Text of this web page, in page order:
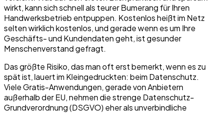
wirkt, kann sich schnell als teurer Bumerang für Ihren
Handwerksbetrieb entpuppen. Kostenlos heißt im Netz
selten wirklich kostenlos, und gerade wenn es um Ihre
Geschäfts- und Kundendaten geht, ist gesunder
Menschenverstand gefragt.
Das größte Risiko, das man oft erst bemerkt, wenn es zu
spät ist, lauert im Kleingedruckten: beim Datenschutz.
Viele Gratis-Anwendungen, gerade von Anbietern
außerhalb der EU, nehmen die strenge Datenschutz-
Grundverordnung (DSGVO) eher als unverbindliche